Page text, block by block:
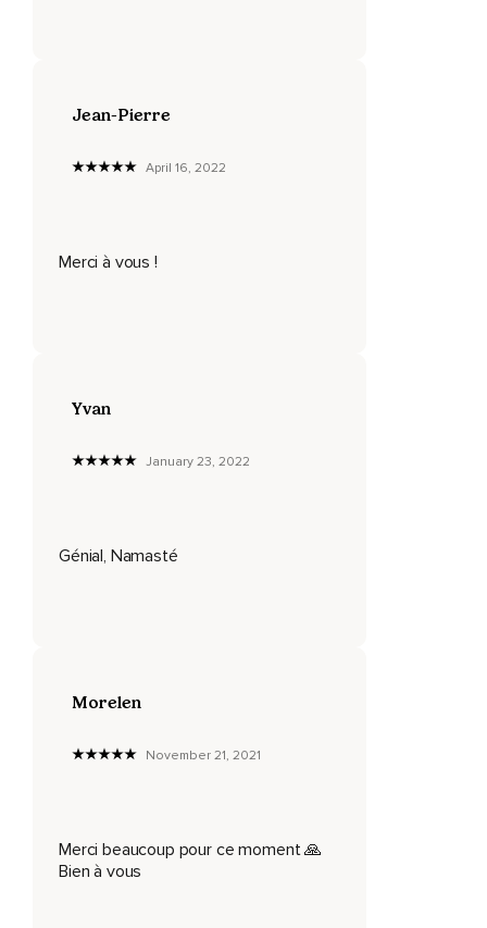
Jean-Pierre
April 16, 2022
Merci à vous !
Yvan
January 23, 2022
Génial, Namasté
Morelen
November 21, 2021
Merci beaucoup pour ce moment 🙏
Bien à vous